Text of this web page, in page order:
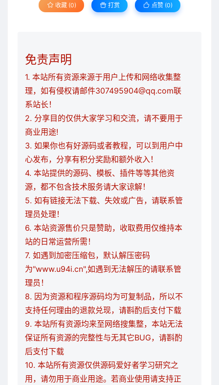
收藏 (0) 打赏 点赞 (0)
免责声明
1. 本站所有资源来源于用户上传和网络收集整
理，如有侵权请邮件307495904@qq.com联
系站长！
2. 分享目的仅供大家学习和交流，请不要用于
商业用途!
3. 如果你也有好源码或者教程，可以到用户中
心发布，分享有积分奖励和额外收入！
4. 本站提供的源码、模板、插件等等其他资
源，都不包含技术服务请大家谅解！
5. 如有链接无法下载、失效或广告，请联系管
理员处理！
6. 本站资源售价只是赞助，收取费用仅维持本
站的日常运营所需！
7. 如遇到加密压缩包，默认解压密码
为"www.u94i.cn",如遇到无法解压的请联系管
理员！
8. 因为资源和程序源码均为可复制品，所以不
支持任何理由的退款兑现，请斟酌后支付下载
9. 本站所有资源均来至网络搜集整，本站无法
保证所有资源的完整性与无其它BUG，请斟酌
后支付下载
10. 本站所有资源仅供源码爱好者学习研究之
用，请勿用于商业用途。若商业使用请支持正